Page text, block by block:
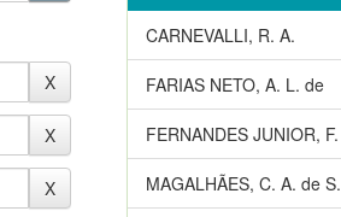
CARNEVALLI, R. A.
FARIAS NETO, A. L. de
FERNANDES JUNIOR, F.
MAGALHÃES, C. A. de S.